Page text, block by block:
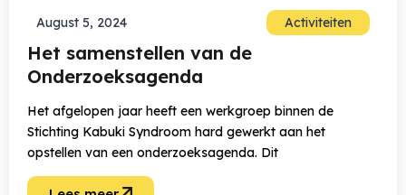
August 5, 2024 Activiteiten
Het samenstellen van de
Onderzoeksagenda
Het afgelopen jaar heeft een werkgroep binnen de
Stichting Kabuki Syndroom hard gewerkt aan het
opstellen van een onderzoeksagenda. Dit